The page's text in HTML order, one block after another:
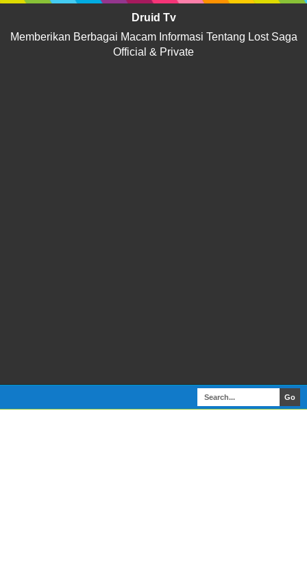
Druid Tv
Memberikan Berbagai Macam Informasi Tentang Lost Saga
Official & Private